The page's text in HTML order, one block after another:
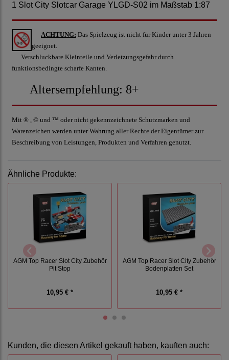
1 Slot City Slotcar Garage YLGD-S02 im Maßstab 1:87
ACHTUNG: Das Spielzeug ist nicht für Kinder unter 3 Jahren
geeignet.
Verschluckbare Kleinteile und Verletzungsgefahr durch
funktionsbedingte scharfe Kanten.
Altersempfehlung: 8+
Mit ® , © und ™ oder nicht gekennzeichnete Schutzmarken und
Warenzeichen werden unter Wahrung aller Rechte der Eigentümer zur
Beschreibung von Leistungen, Produkten und Verfahren genutzt.
Ähnliche Produkte:
AGM Top Racer Slot City Zubehör
Pit Stop
10,95 € *
AGM Top Racer Slot City Zubehör
Bodenplatten Set
10,95 € *
Kunden, die diesen Artikel gekauft haben, kauften auch: